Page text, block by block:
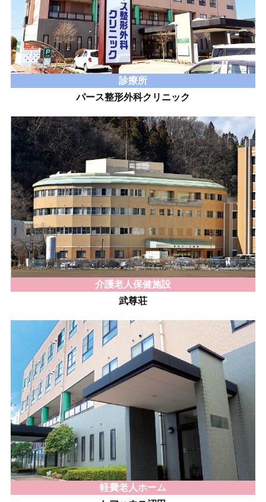
診療所
パース整形外科クリニック
介護老人保健施設
武尊荘
軽費老人ホーム